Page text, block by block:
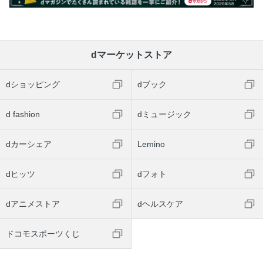
dマーケットストア
dショッピング dブック
d fashion dミュージック
dカーシェア Lemino
dヒッツ dフォト
dアニメストア dヘルスケア
ドコモスポーツくじ